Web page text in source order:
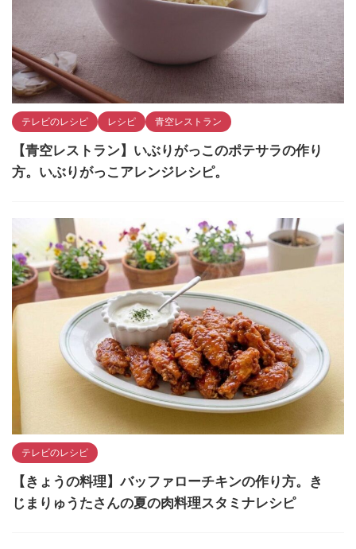
テレビのレシピ レシピ 青空レストラン
【青空レストラン】いぶりがっこのポテサラの作り
方。いぶりがっこアレンジレシピ。
テレビのレシピ
【きょうの料理】バッファローチキンの作り方。き
じまりゅうたさんの夏の肉料理スタミナレシピ